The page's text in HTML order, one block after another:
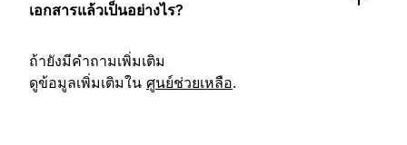
เอกสารแล้วเป็นอย่างไร?
ถ้ายังมีคำถามเพิ่มเติม
ดูข้อมูลเพิ่มเติมใน ศูนย์ช่วยเหลือ.